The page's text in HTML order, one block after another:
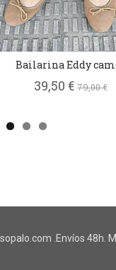
Bailarina Eddy
39,50 € 79,00 €
.Envíos 48h.